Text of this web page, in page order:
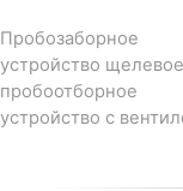
Пробозаборное
устройство
пробоотборное
устройство с